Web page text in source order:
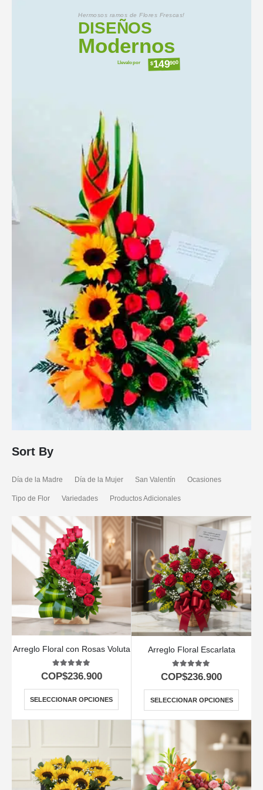
Hermosos ramos de Flores Frescas!
DISEÑOS
Modernos
Llevalo por $149900
Sort By
Día de la Madre Día de la Mujer San Valentín Ocasiones
Tipo de Flor Variedades Productos Adicionales
Arreglo Floral con Rosas Voluta
5.00out of 5
COP$236.900
SELECCIONAR OPCIONES
Arreglo Floral Escarlata
5.00out of 5
COP$236.900
SELECCIONAR OPCIONES